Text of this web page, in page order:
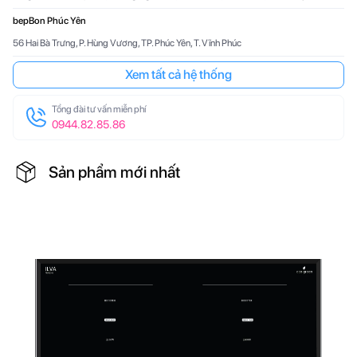
để tạo ra kết quả vượt trội đồng thời bảo vệ môi trường. Với
việc phân phối nước được nhắm mục tiêu cẩn thận, cải tiến
công nghệ lọc, làm nóng nhanh hơn và tăng công suất bơm để
quả tuyệt vời.
trong quá trình rửa.
Khóa cửa chống trẻ em ngăn không cho mở cửa và thay đổi
EcoSilence DriveTM: mạnh mẽ, bền bỉ, yên tĩnh và hiệu quả.
Để tăng hiệu quả làm sạch, chúng tôi đã phát triển EcoSilence
DriveTM tiết kiệm. Nó đặc biệt yên tĩnh, hiệu quả và đảm bảo
tiêu thụ điện thấp. EcoSilence DriveTM hoạt động mà không có
bepBon Phúc Yên
56 Hai Bà Trưng, P. Hùng Vương, TP. Phúc Yên, T. Vĩnh Phúc
Xem tất cả hệ thống
Tổng đài tư vấn miễn phí
0944.82.85.86
Sản phẩm mới nhất